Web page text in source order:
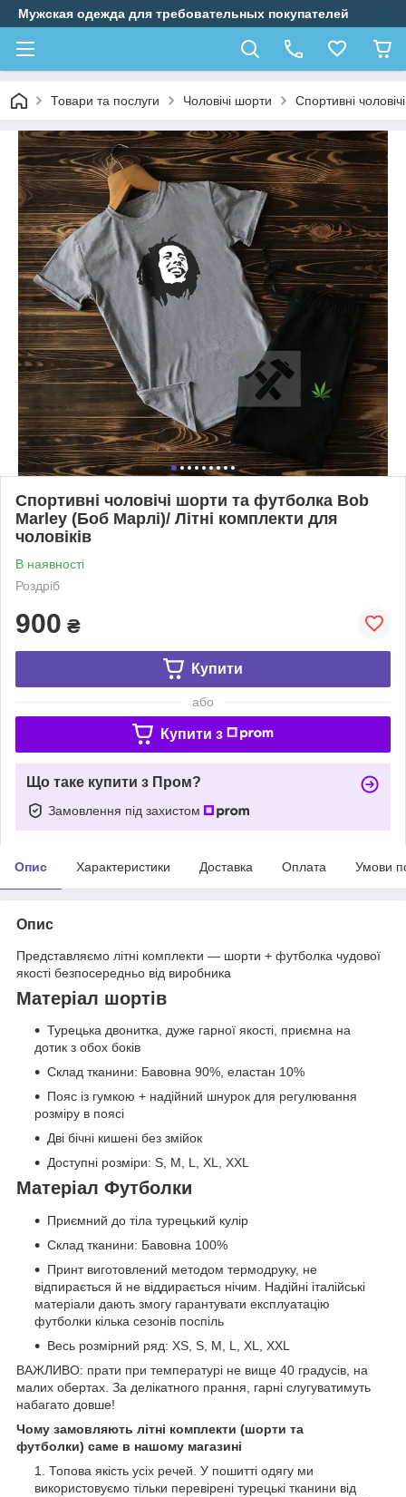
Мужская одежда для требовательных покупателей
Товари та послуги Чоловічі шорти Cпортивні
Cпортивні чоловічі шорти та футболка Bob
Marley (Боб Марлі)/ Літні комплекти для
чоловіків
В наявності
Роздріб
900 ₴
Купити
або
Купити з
Що таке купити з Пром?
Замовлення під захистом
Опис Характеристики Доставка Оплата Умови
Опис
Представляємо літні комплекти — шорти + футболка чудової
якості безпосередньо від виробника
Матеріал шортів
Турецька двонитка, дуже гарної якості, приємна на
дотик з обох боків
Склад тканини: Бавовна 90%, еластан 10%
Пояс із гумкою + надійний шнурок для регулювання
розміру в поясі
Дві бічні кишені без змійок
Доступні розміри: S, M, L, XL, XXL
Матеріал Футболки
Приємний до тіла турецький кулір
Склад тканини: Бавовна 100%
Принт виготовлений методом термодруку, не
відпирається й не віддирається нічим. Надійні італійські
матеріали дають змогу гарантувати експлуатацію
футболки кілька сезонів поспіль
Весь розмірний ряд: XS, S, M, L, XL, XXL
ВАЖЛИВО: прати при температурі не вище 40 градусів, на
малих обертах. За делікатного прання, гарні слугуватимуть
набагато довше!
Чому замовляють літні комплекти (шорти та
футболки) саме в нашому магазині
Топова якість усіх речей. У пошитті одягу ми
використовуємо тільки перевірені турецькі тканини від